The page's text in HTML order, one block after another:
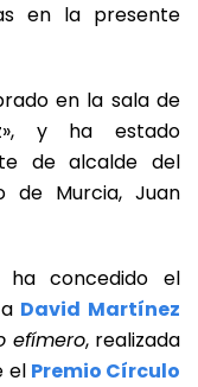
en la presente
en la sala de
y ha estado
de alcalde del
de Murcia, Juan
ha concedido el
a David Martínez
efímero, realizada
el Premio Círculo